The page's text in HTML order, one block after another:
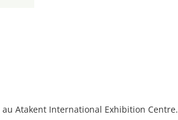
Atakent International Exhibition Centre.